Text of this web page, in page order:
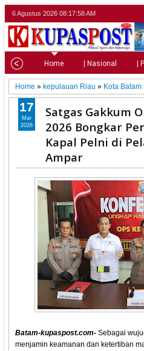
6 Agustus 2026 08:18:00 AM
Home | Nasional |
Home » kepulauan Riau » Kota Batam
Satgas Gakkum
2026 Bongkar
Kapal Pelni di
Ampar
Batam-kupaspost.com- Sebagai
menjamin keamanan dan ketertiban
17
Mar
2026